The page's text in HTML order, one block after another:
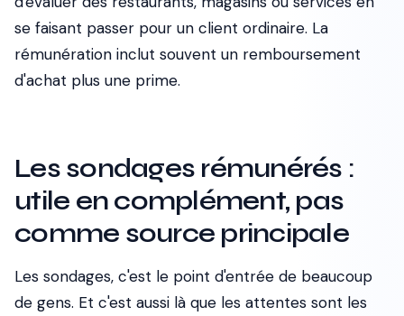
se faisant passer pour un client ordinaire. La
rémunération inclut souvent un remboursement
d'achat plus une prime.
Les sondages rémunérés :
utile en complément, pas
comme source principale
Les sondages, c'est le point d'entrée de beaucoup
de gens. Et c'est aussi là que les attentes sont les